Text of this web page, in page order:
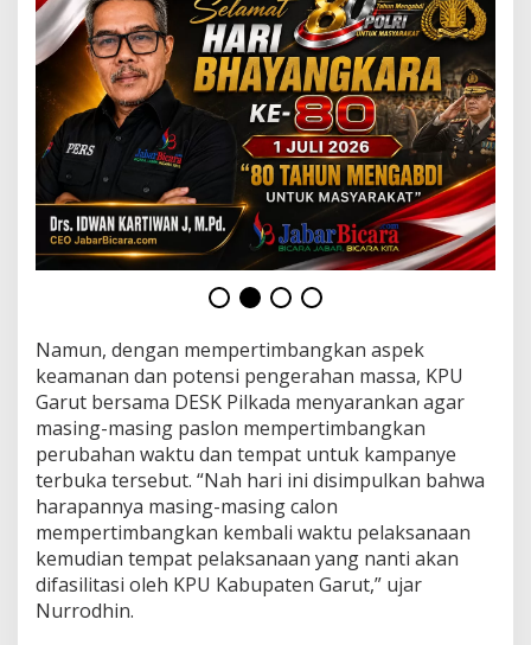
Namun, dengan mempertimbangkan aspek
keamanan dan potensi pengerahan massa, KPU
Garut bersama DESK Pilkada menyarankan agar
masing-masing paslon mempertimbangkan
perubahan waktu dan tempat untuk kampanye
terbuka tersebut. “Nah hari ini disimpulkan bahwa
harapannya masing-masing calon
mempertimbangkan kembali waktu pelaksanaan
kemudian tempat pelaksanaan yang nanti akan
difasilitasi oleh KPU Kabupaten Garut,” ujar
Nurrodhin.